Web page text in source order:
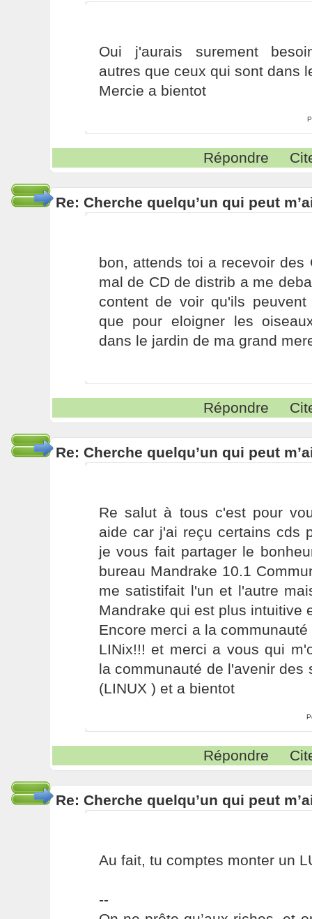
Oui j'aurais surement
autres que ceux qui sont dans
Mercie a bientot
Répondre
Re: Cherche quelqu’un qui peut
bon, attends toi a recevoir des
mal de CD de distrib a me
content de voir qu'ils
que pour eloigner les
dans le jardin de ma grand
Répondre
Re: Cherche quelqu’un qui peut
Re salut à tous c'est pour
aide car j'ai reçu certains cds
je vous fait partager le
bureau Mandrake 10.1
me satistifait l'un et l'autre
Mandrake qui est plus intuitive
Encore merci a la
LINix!!! et merci a vous qui
la communauté de l'avenir des
(LINUX ) et a bientot
Répondre
Re: Cherche quelqu’un qui peut
Au fait, tu comptes monter un
--